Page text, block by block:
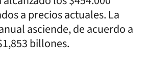
a precios actuales. La
asciende, de acuerdo a
billones.